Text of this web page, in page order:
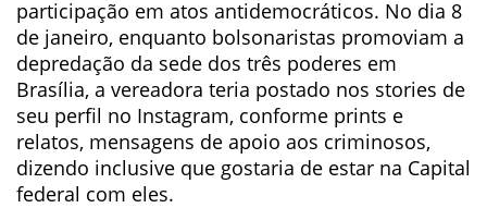
participação em atos antidemocráticos. No dia 8
de janeiro, enquanto bolsonaristas promoviam a
depredação da sede dos três poderes em
Brasília, a vereadora teria postado nos stories de
seu perfil no Instagram, conforme prints e
relatos, mensagens de apoio aos criminosos,
dizendo inclusive que gostaria de estar na Capital
federal com eles.